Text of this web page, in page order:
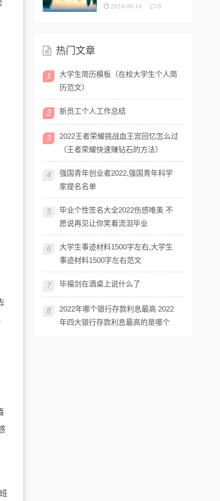
进个人
2024-08-14 0
热门文章
1
大学生简历模板（在校大学生个人简
历范文）
2 新员工个人工作总结
3
2022王者荣耀挑战血王宫回忆怎么过
（王者荣耀快速赚钻石的方法）
4
强国青年创业者2022,强国青年科学
家提名名单
5
毕业个性签名大全2022伤感唯美 不
愿说再见让你笑着流泪毕业
6
大学生事迹材料1500字左右,大学生
事迹材料1500字左右范文
7 毕福剑在酒桌上说什么了
8
2022年哪个银行存款利息最高 2022
年四大银行存款利息最高的是哪个